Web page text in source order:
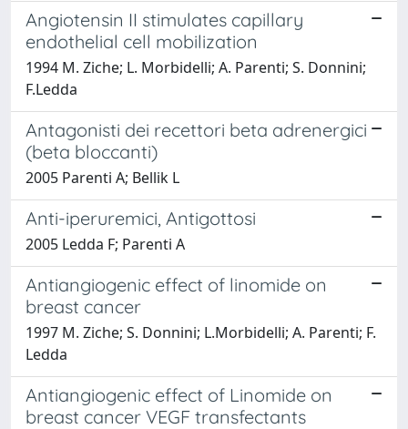
Angiotensin II stimulates capillary
endothelial cell mobilization
1994 M. Ziche; L. Morbidelli; A. Parenti; S. Donnini;
F.Ledda
Antagonisti dei recettori beta adrenergici
(beta bloccanti)
2005 Parenti A; Bellik L
Anti-iperuremici, Antigottosi
2005 Ledda F; Parenti A
Antiangiogenic effect of linomide on
breast cancer
1997 M. Ziche; S. Donnini; L.Morbidelli; A. Parenti; F.
Ledda
Antiangiogenic effect of Linomide on
breast cancer VEGF transfectants